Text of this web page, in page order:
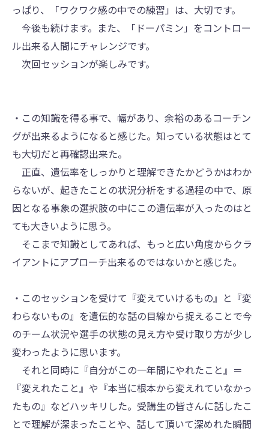
っぱり、「ワクワク感の中での練習」は、大切です。
今後も続けます。また、「ドーパミン」をコントロー
ル出来る人間にチャレンジです。
次回セッションが楽しみです。
・この知識を得る事で、幅があり、余裕のあるコーチン
グが出来るようになると感じた。知っている状態はとて
も大切だと再確認出来た。
正直、遺伝率をしっかりと理解できたかどうかはわか
らないが、起きたことの状況分析をする過程の中で、原
因となる事象の選択肢の中にこの遺伝率が入ったのはと
ても大きいように思う。
そこまで知識としてあれば、もっと広い角度からクラ
イアントにアプローチ出来るのではないかと感じた。
・このセッションを受けて『変えていけるもの』と『変
わらないもの』を遺伝的な話の目線から捉えることで今
のチーム状況や選手の状態の見え方や受け取り方が少し
変わったように思います。
それと同時に『自分がこの一年間にやれたこと』＝
『変えれたこと』や『本当に根本から変えれていなかっ
たもの』などハッキリした。受講生の皆さんに話したこ
とで理解が深まったことや、話して頂いて深めれた瞬間